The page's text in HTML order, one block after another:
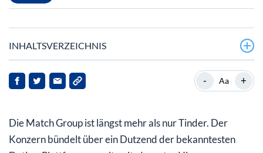
INHALTSVERZEICHNIS
Strategiewechsel und neuer CEO
Fazit: Geduld oder Gelegenheit?
- Aa +
Die Match Group ist längst mehr als nur Tinder. Der
Konzern bündelt über ein Dutzend der bekanntesten